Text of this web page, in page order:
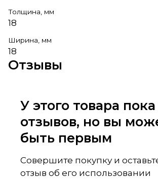
Толщина, мм
18
Ширина, мм
18
Отзывы
У этого товара
отзывов, но вы
быть первым
Совершите покупку и
отзыв об его использовании